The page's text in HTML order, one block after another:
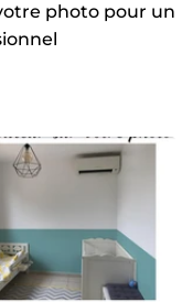
photo pour un